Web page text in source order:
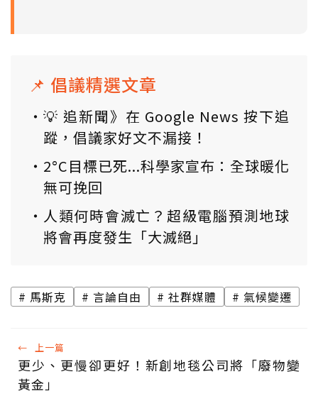
📌 倡議精選文章
💡 追新聞》在 Google News 按下追
蹤，倡議家好文不漏接！
2°C目標已死...科學家宣布：全球暖化
無可挽回
人類何時會滅亡？超級電腦預測地球
將會再度發生「大滅絕」
馬斯克 言論自由 社群媒體 氣候變遷
← 上一篇
更少、更慢卻更好！新創地毯公司將「廢物變
黃金」